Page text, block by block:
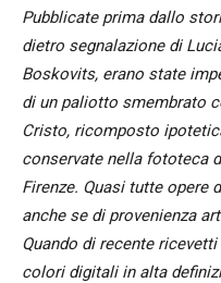
Pubblicate prima dallo
dietro segnalazione di
Boskovits, erano state
di un paliotto smembrato
Cristo, ricomposto
conservate nella fototeca
Firenze. Quasi tutte opere
anche se di provenienza
Quando di recente
colori digitali in alta